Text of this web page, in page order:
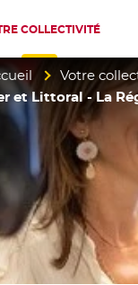
/ Pyrénées-
COLLECTIVITÉ
Votre
et Littoral - La